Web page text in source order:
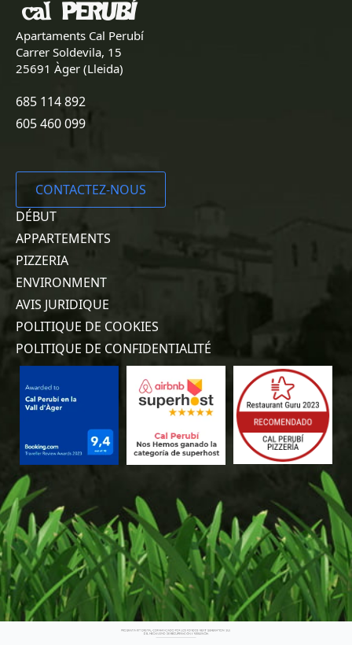
Apartaments Cal Perubí
Carrer Soldevila, 15
25691 Àger (Lleida)
685 114 892
605 460 099
CONTACTEZ-NOUS
DÉBUT
APPARTEMENTS
PIZZERIA
ENVIRONMENT
AVIS JURIDIQUE
POLITIQUE DE COOKIES
POLITIQUE DE CONFIDENTIALITÉ